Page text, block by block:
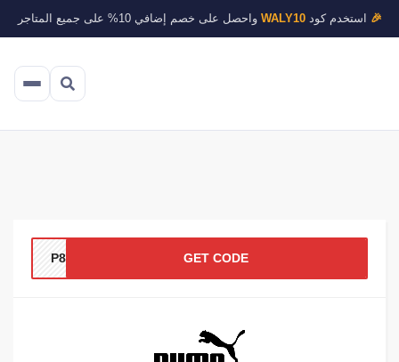
🎉استخدم كودWALY10واحصل على خصم إضافي 10% على جميع المتاجر
GET CODE